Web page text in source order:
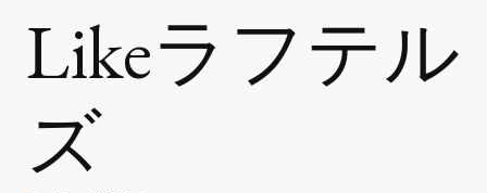
Likeラフテル
ズ